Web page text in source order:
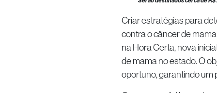
Criar estratégias para
contra o câncer de
na Hora Certa, nova
de mama no estado. O
oportuno, garantindo um